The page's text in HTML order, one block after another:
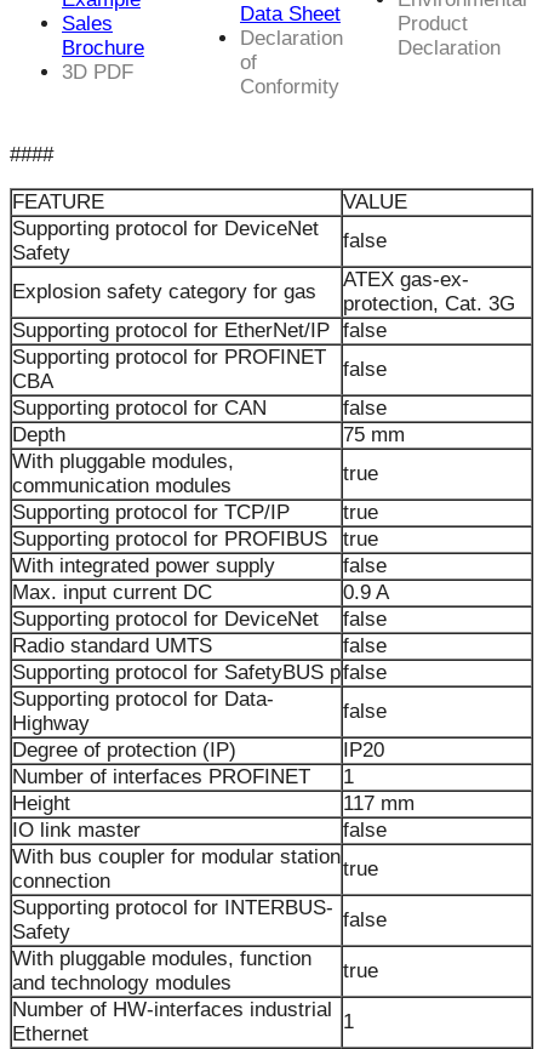
Sales
Brochure
3D PDF
Data Sheet
Declaration
of
Conformity
Product
Declaration
####
FEATURE
VALUE
Supporting protocol for DeviceNet
Safety
false
Explosion safety category for gas
ATEX gas-ex-
protection, Cat. 3G
Supporting protocol for EtherNet/IP false
Supporting protocol for PROFINET
CBA
false
Supporting protocol for CAN
false
Depth
75 mm
With pluggable modules,
communication modules
true
Supporting protocol for TCP/IP
true
Supporting protocol for PROFIBUS
true
With integrated power supply
false
Max. input current DC
0.9 A
Supporting protocol for DeviceNet
false
Radio standard UMTS
false
Supporting protocol for SafetyBUS pfalse
Supporting protocol for Data-
Highway
false
Degree of protection (IP)
IP20
Number of interfaces PROFINET
1
Height
117 mm
IO link master
false
With bus coupler for modular station
connection
true
Supporting protocol for INTERBUS-
Safety
false
With pluggable modules, function
and technology modules
true
Number of HW-interfaces industrial
Ethernet
1